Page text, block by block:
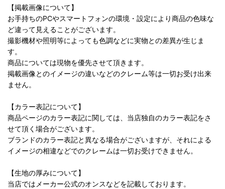
【掲載画像について】
お手持ちのPCやスマートフォンの環境・設定により商品の色味な
ど違って見えることがございます。
撮影機材や照明等によっても色調などに実物との差異が生じま
す。
商品については現物を優先させて頂きます。
掲載画像とのイメージの違いなどのクレーム等は一切お受け出来
ません。
【カラー表記について】
商品ページのカラー表記に関しては、当店独自のカラー表記をさ
せて頂く場合がございます。
ブランドのカラー表記と異なる場合がございますが、それによる
イメージの相違などでのクレームは一切お受けできません。
【生地の厚みについて】
当店ではメーカー公式のオンスなどを記載しております。